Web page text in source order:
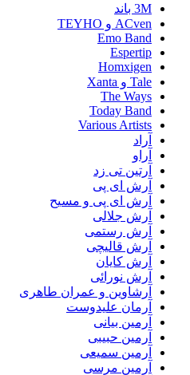
3M باند
ACven و TEYHO
Emo Band
Espertip
Homxigen
Tale و Xanta
The Ways
Today Band
Various Artists
آراد
آراو
آرتین تی زد
آرش ای پی
آرش ای پی و مسیح
آرش جلالی
آرش رستمی
آرش قالیچی
آرش کایان
آرش نورائی
آرشاوین و عمران طاهری
آرمان علیدوست
آرمین بیانی
آرمین حبیبی
آرمین سمیعی
آرمین مرسی